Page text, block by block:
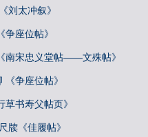
刘太冲叙》
争座位帖》
南宋忠义堂帖——文殊帖》
争座位帖》
草书寿父帖页》
牍《佳履帖》